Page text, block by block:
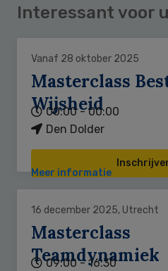
Interessant voor u
Vanaf 28 oktober 2025
Masterclass
Wijsheid
00:00 - 00:00
Den Dolder
Meer informatie
16 december 2025, Utrecht
Masterclass
Teamdynamiek
09:00 - 16:30